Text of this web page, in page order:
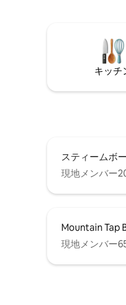
消毒が行われています。 キング
ベッドととても快
を備えた温かみの
す。 ケーブルテレ
リルもあり、フル
要なすべてのもの
の正面玄関にある
かないでください
ください:) コンドミニアム全体をご利用い
ただけます。 残念
ーはありませんが
リングス温泉はす
ストロベリー温泉
町またはハイウェ
る必要があります
キッチ
スティームボ
現地メンバー
Mountain Tap
現地メンバー